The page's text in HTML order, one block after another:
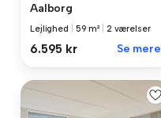
Aalborg
Lejlighed 59 m² 2 værelser
6.595 kr Se mere